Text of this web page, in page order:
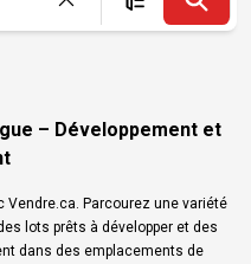
– Développement et
Vendre.ca. Parcourez une variété
lots prêts à développer et des
dans des emplacements de